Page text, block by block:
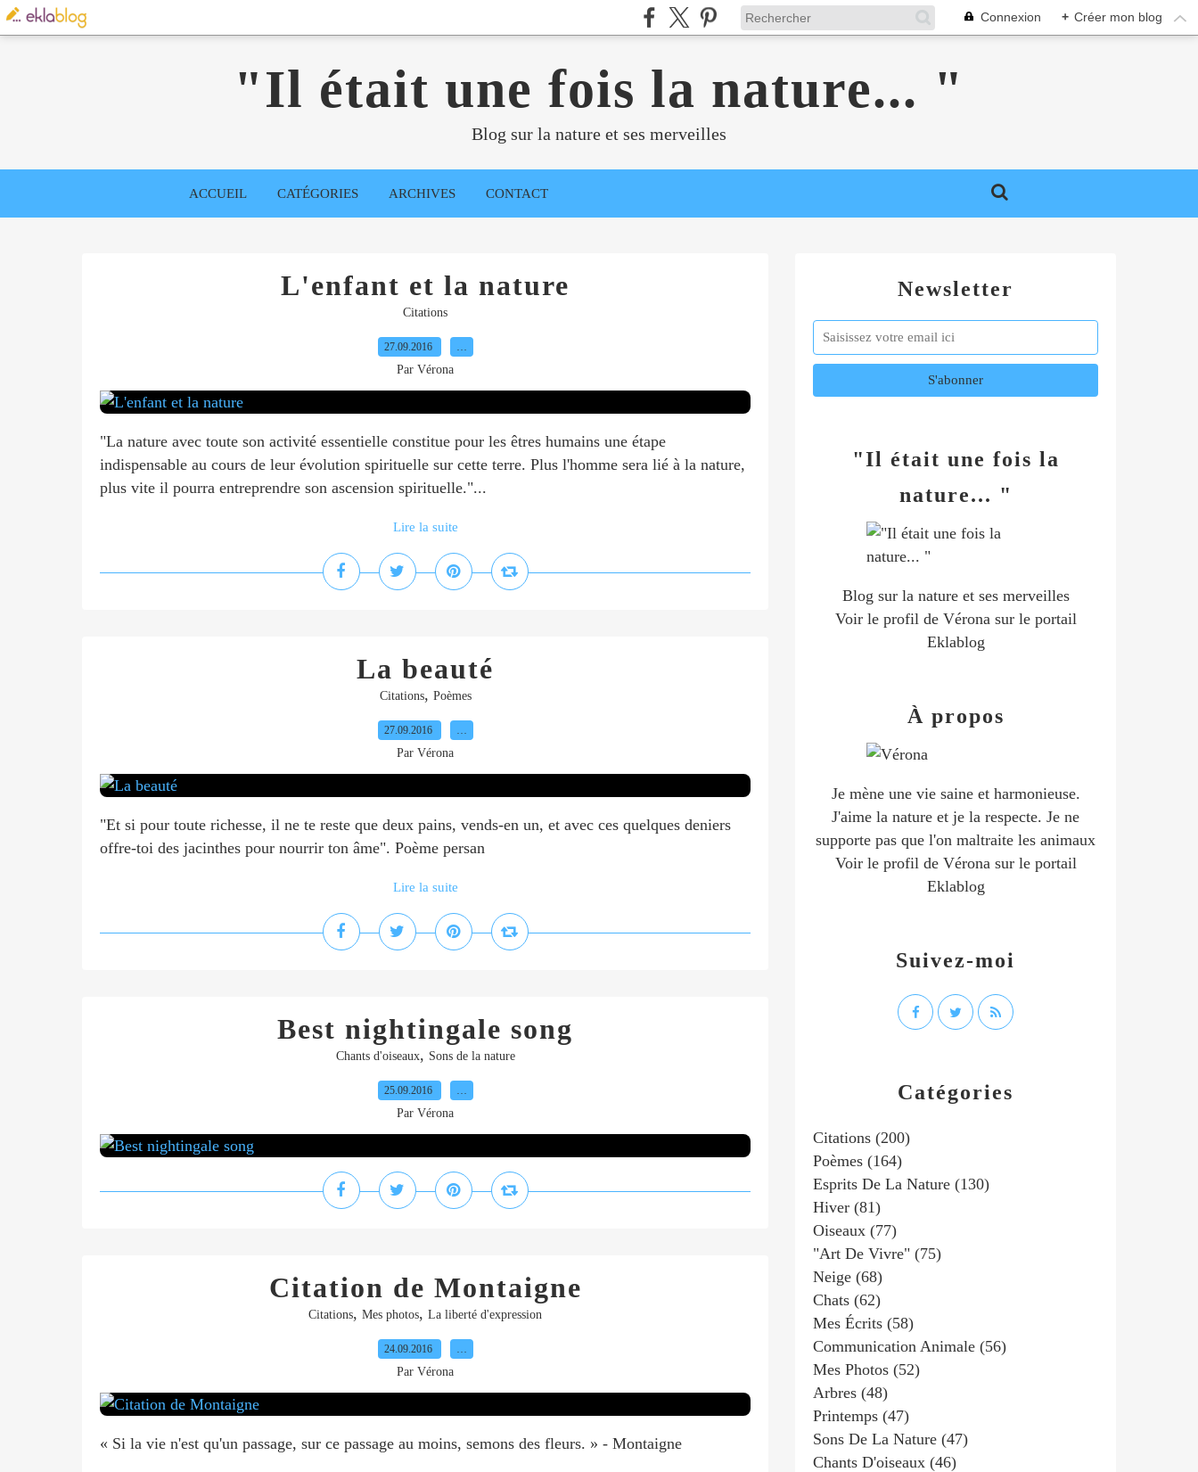
Connexion + Créer mon blog
"Il était une fois la nature... "
Blog sur la nature et ses merveilles
ACCUEIL CATÉGORIES ARCHIVES CONTACT
L'enfant et la nature
Citations
27.09.2016 …
Par Vérona
"La nature avec toute son activité essentielle constitue pour les êtres humains une étape
indispensable au cours de leur évolution spirituelle sur cette terre. Plus l'homme sera lié à la nature,
plus vite il pourra entreprendre son ascension spirituelle."...
Lire la suite
La beauté
Citations, Poèmes
27.09.2016 …
Par Vérona
"Et si pour toute richesse, il ne te reste que deux pains, vends-en un, et avec ces quelques deniers
offre-toi des jacinthes pour nourrir ton âme". Poème persan
Lire la suite
Best nightingale song
Chants d'oiseaux, Sons de la nature
25.09.2016 …
Par Vérona
Citation de Montaigne
Citations, Mes photos, La liberté d'expression
24.09.2016 …
Par Vérona
« Si la vie n'est qu'un passage, sur ce passage au moins, semons des fleurs. » - Montaigne
Newsletter
Catégories
Citations (200)
Poèmes (164)
Esprits De La Nature (130)
Hiver (81)
Oiseaux (77)
"art De Vivre" (75)
Neige (68)
Chats (62)
Mes Écrits (58)
Communication Animale (56)
Mes Photos (52)
Arbres (48)
Printemps (47)
Sons De La Nature (47)
Chants D'oiseaux (46)
"Il était une fois la
nature... "
Blog sur la nature et ses merveilles
Voir le profil de Véronasur le portail
Eklablog
Suivez-moi
À propos
Je mène une vie saine et harmonieuse.
J'aime la nature et je la respecte. Je ne
supporte pas que l'on maltraite les animaux
Voir le profil de Véronasur le portail
Eklablog